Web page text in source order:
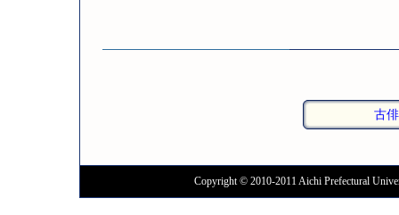
古
Copyright © 2010-2011 Aichi Prefectural